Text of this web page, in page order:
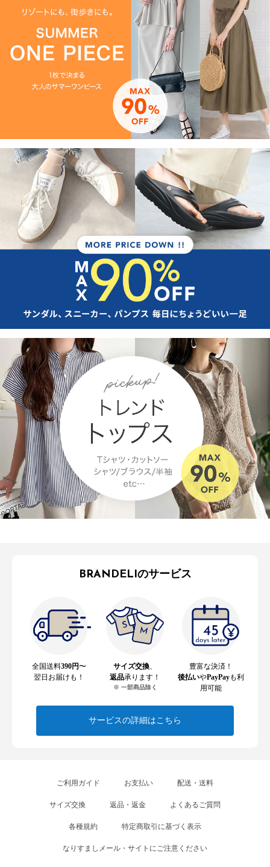
BRANDELIのサービス
全国送料390円〜
翌日お届けも！
サイズ交換
返品承ります！
※ 一部商品除く
豊富な決済！
後払いやPayPayも利
用可能
サービスの詳細はこちら
ご利用ガイド お支払い 配送・送料
サイズ交換 返品・返金 よくあるご質問
各種規約 特定商取引に基づく表示
なりすましメール・サイトにご注意ください